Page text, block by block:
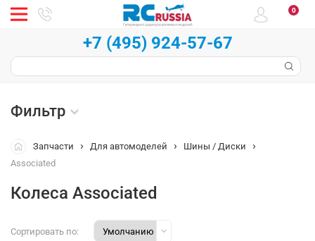
0
+7 (495) 924-57-67
Фильтр
Запчасти Для автомоделей
Шины / Диски
Associated
Колеса Associated
Сортировать по: